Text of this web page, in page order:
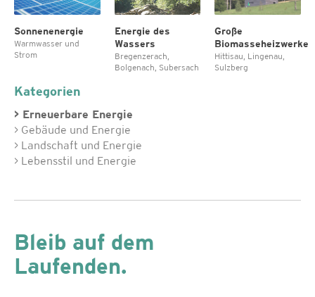
Sonnenenergie
Warmwasser und
Strom
Energie des
Wassers
Bregenzerach,
Bolgenach, Subersach
Große
Biomasseheizwerke
Hittisau, Lingenau,
Sulzberg
Kategorien
> Erneuerbare Energie
> Gebäude und Energie
> Landschaft und Energie
> Lebensstil und Energie
Bleib auf dem
Laufenden.